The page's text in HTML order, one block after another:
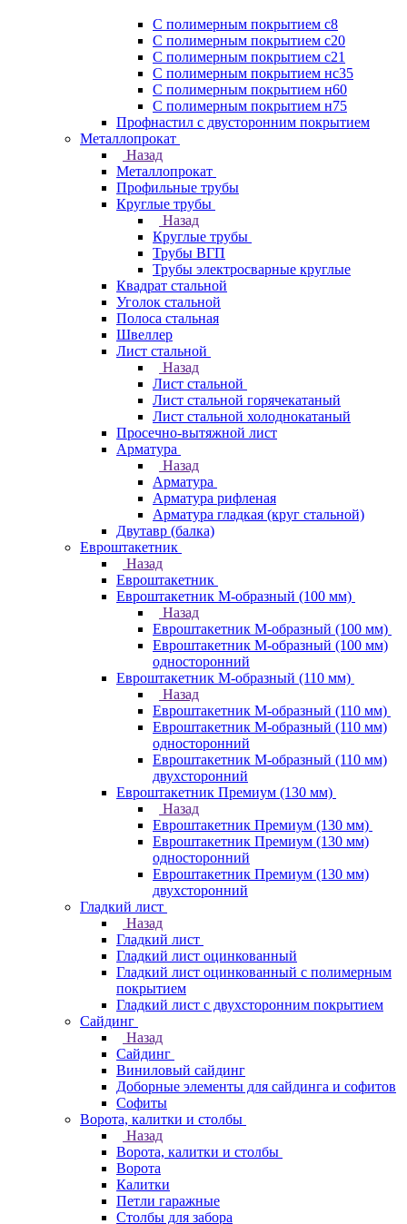
С полимерным покрытием с8
С полимерным покрытием с20
С полимерным покрытием с21
С полимерным покрытием нс35
С полимерным покрытием н60
С полимерным покрытием н75
Профнастил с двусторонним покрытием
Металлопрокат
Назад
Металлопрокат
Профильные трубы
Круглые трубы
Назад
Круглые трубы
Трубы ВГП
Трубы электросварные круглые
Квадрат стальной
Уголок стальной
Полоса стальная
Швеллер
Лист стальной
Назад
Лист стальной
Лист стальной горячекатаный
Лист стальной холоднокатаный
Просечно-вытяжной лист
Арматура
Назад
Арматура
Арматура рифленая
Арматура гладкая (круг стальной)
Двутавр (балка)
Евроштакетник
Назад
Евроштакетник
Евроштакетник М-образный (100 мм)
Назад
Евроштакетник М-образный (100 мм)
Евроштакетник М-образный (100 мм)
односторонний
Евроштакетник М-образный (110 мм)
Назад
Евроштакетник М-образный (110 мм)
Евроштакетник М-образный (110 мм)
односторонний
Евроштакетник М-образный (110 мм)
двухсторонний
Евроштакетник Премиум (130 мм)
Назад
Евроштакетник Премиум (130 мм)
Евроштакетник Премиум (130 мм)
односторонний
Евроштакетник Премиум (130 мм)
двухсторонний
Гладкий лист
Назад
Гладкий лист
Гладкий лист оцинкованный
Гладкий лист оцинкованный с полимерным
покрытием
Гладкий лист с двухсторонним покрытием
Сайдинг
Назад
Сайдинг
Виниловый сайдинг
Доборные элементы для сайдинга и софитов
Софиты
Ворота, калитки и столбы
Назад
Ворота, калитки и столбы
Ворота
Калитки
Петли гаражные
Столбы для забора